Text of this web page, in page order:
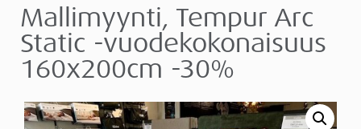
Mallimyynti, Tempur Arc
Static -vuodekokonaisuus
160x200cm -30%